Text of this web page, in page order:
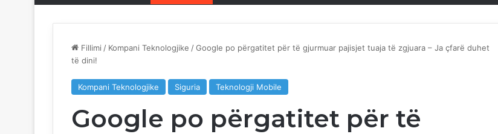
Fillimi / Kompani Teknologjike /Google po përgatitet për të gjurmuar pajisjet tuaja të zgjuara – Ja çfarë duhet
të dini!
Kompani Teknologjike Siguria Teknologji Mobile
Google po përgatitet për të